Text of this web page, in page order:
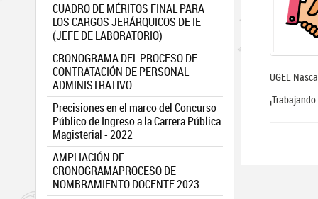
CUADRO DE MÉRITOS FINAL PARA
LOS CARGOS JERÁRQUICOS DE IE
(JEFE DE LABORATORIO)
CRONOGRAMA DEL PROCESO DE
CONTRATACIÓN DE PERSONAL
ADMINISTRATIVO
Precisiones en el marco del Concurso
Público de Ingreso a la Carrera Pública
Magisterial - 2022
AMPLIACIÓN DE
CRONOGRAMAPROCESO DE
NOMBRAMIENTO DOCENTE 2023
UGEL